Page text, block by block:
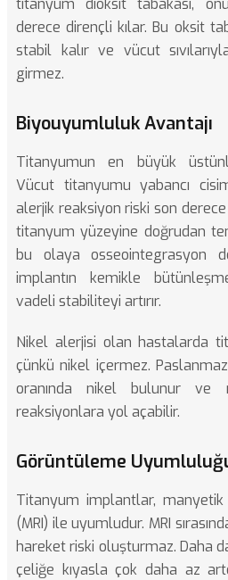
titanyum dioksit tabakası,
derece dirençli kılar. Bu oksit
stabil kalır ve vücut
girmez.
Biyouyumluluk Avantajı
Titanyumun en büyük
Vücut titanyumu yabancı
alerjik reaksiyon riski son
titanyum yüzeyine doğrudan
bu olaya osseointegrasyon
implantın kemikle
vadeli stabiliteyi artırır.
Nikel alerjisi olan hastalarda
çünkü nikel içermez.
oranında nikel bulunur
reaksiyonlara yol açabilir.
Görüntüleme
Titanyum implantlar,
(MRI) ile uyumludur. MRI
hareket riski oluşturmaz. Daha
çeliğe kıyasla çok daha az